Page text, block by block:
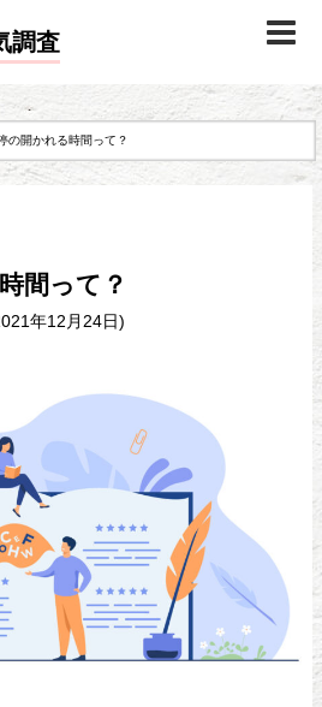
調査
の開かれる時間って？
間って？
年12月24日)